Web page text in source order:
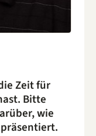
Zeit für
Bitte
wie